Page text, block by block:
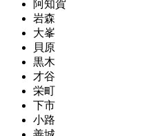
阿知賀
岩森
大峯
貝原
黒木
才谷
栄町
下市
小路